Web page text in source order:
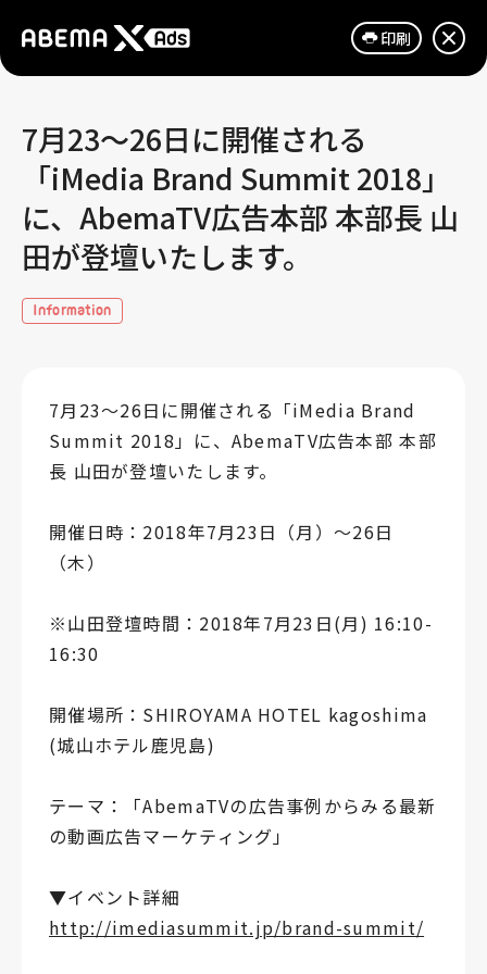
印刷
7月23～26日に開催される
「iMedia Brand Summit 2018」
に、AbemaTV広告本部 本部長 山
田が登壇いたします。
Information
7月23～26日に開催される「iMedia Brand
Summit 2018」に、AbemaTV広告本部 本部
長 山田が登壇いたします。
開催日時：2018年7月23日（月）〜26日
（木）
※山田登壇時間：2018年7月23日(月) 16:10-
16:30
開催場所：SHIROYAMA HOTEL kagoshima
(城山ホテル鹿児島)
テーマ：「AbemaTVの広告事例からみる最新
の動画広告マーケティング」
▼イベント詳細
http://imediasummit.jp/brand-summit/